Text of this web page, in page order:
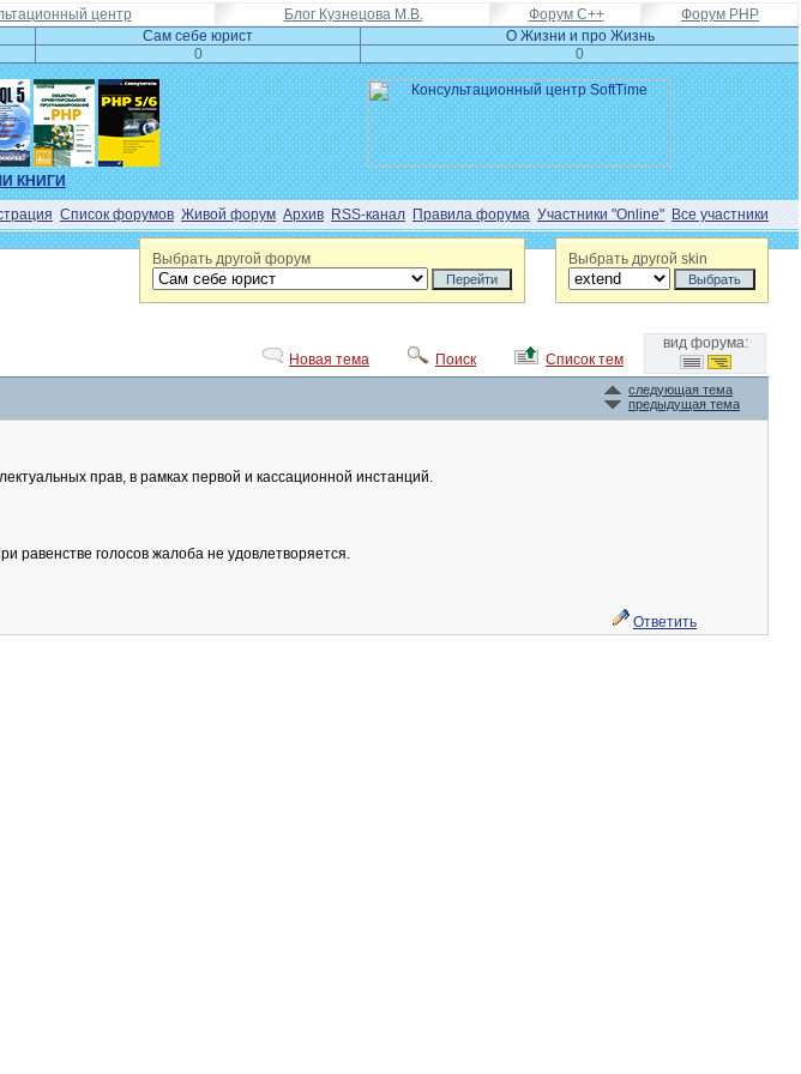
центр Блог Кузнецова М.В. Форум C++
Форум PHP
Сам себе юрист
О Жизни и про Жизнь
0
0
КНИГИ
Список форумов Живой форум Архив RSS-канал Правила форума Участники "Online" Все участники
Выбрать другой skin
Выбрать другой форум
Новая тема Поиск Список тем
вид форума:
следующая тема
предыдущая тема
прав, в рамках первой и кассационной инстанций.
равенстве голосов жалоба не удовлетворяется.
Ответить